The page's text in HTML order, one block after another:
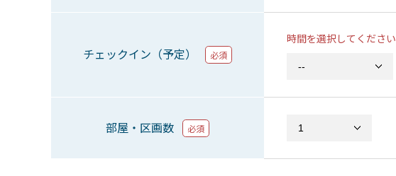
チェックイン（予定） 必須
時間を選択してください
部屋・区画数 必須